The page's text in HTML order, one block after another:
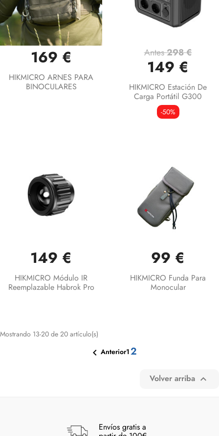
169 €
HIKMICRO ARNES PARA
BINOCULARES
Antes298 €
149 €
HIKMICRO Estación De
Carga Portátil G300
-50%
149 €
HIKMICRO Módulo IR
Reemplazable Habrok Pro
99 €
HIKMICRO Funda Para
Monocular
Mostrando 13-20 de 20 artículo(s)
 Anterior12
Volver arriba 
Envíos gratis a